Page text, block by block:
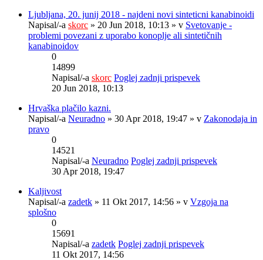
Ljubljana, 20. junij 2018 - najdeni novi sinteticni kanabinoidi
Napisal/-a skorc » 20 Jun 2018, 10:13 » v Svetovanje -
problemi povezani z uporabo konoplje ali sintetičnih
kanabinoidov
0
14899
Napisal/-a skorc Poglej zadnji prispevek
20 Jun 2018, 10:13
Hrvaška plačilo kazni.
Napisal/-a Neuradno » 30 Apr 2018, 19:47 » v Zakonodaja in
pravo
0
14521
Napisal/-a Neuradno Poglej zadnji prispevek
30 Apr 2018, 19:47
Kaljivost
Napisal/-a zadetk » 11 Okt 2017, 14:56 » v Vzgoja na
splošno
0
15691
Napisal/-a zadetk Poglej zadnji prispevek
11 Okt 2017, 14:56